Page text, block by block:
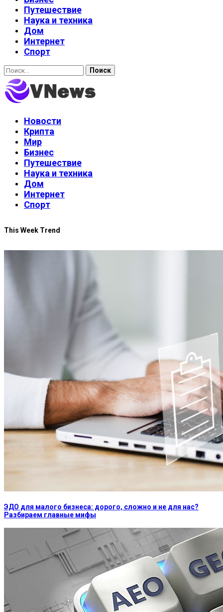
Путешествие
Наука и техника
Дом
Интернет
Спорт
Найти:
Новости
Крипта
Мир
Бизнес
Путешествие
Наука и техника
Дом
Интернет
Спорт
This Week Trend
ЭДО для малого бизнеса: дорого, сложно и не для нас?
Разбираем главные мифы